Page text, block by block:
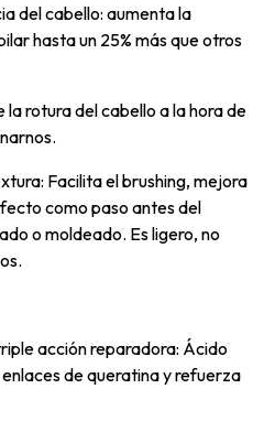
del cabello: aumenta la
hasta un 25% más que otros
rotura del cabello a la hora de
Facilita el brushing, mejora
como paso antes del
o moldeado. Es ligero, no
acción reparadora: Ácido
de queratina y refuerza